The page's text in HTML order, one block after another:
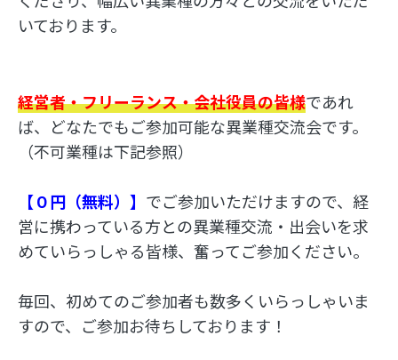
いております。
経営者・フリーランス・会社役員の皆様であれ
ば、どなたでもご参加可能な異業種交流会です。
（不可業種は下記参照）
【０円（無料）】 でご参加いただけますので、経
営に携わっている方との異業種交流・出会いを求
めていらっしゃる皆様、奮ってご参加ください。
毎回、初めてのご参加者も数多くいらっしゃいま
すので、ご参加お待ちしております！